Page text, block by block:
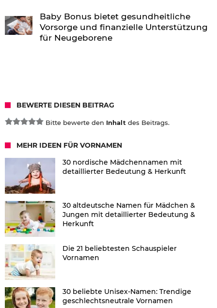
Baby Bonus bietet gesundheitliche
Vorsorge und finanzielle Unterstützung
für Neugeborene
BEWERTE DIESEN BEITRAG
Bitte bewerte den Inhalt des Beitrags.
MEHR IDEEN FÜR VORNAMEN
30 nordische Mädchennamen mit
detaillierter Bedeutung & Herkunft
30 altdeutsche Namen für Mädchen &
Jungen mit detaillierter Bedeutung &
Herkunft
Die 21 beliebtesten Schauspieler
Vornamen
30 beliebte Unisex-Namen: Trendige
geschlechtsneutrale Vornamen